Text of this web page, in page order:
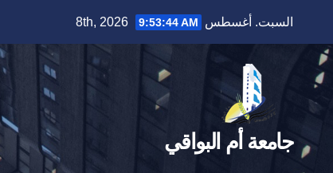
content
السبت. أغسطس 8th, 2026 9:53:45 AM
جامعة أم البواقي